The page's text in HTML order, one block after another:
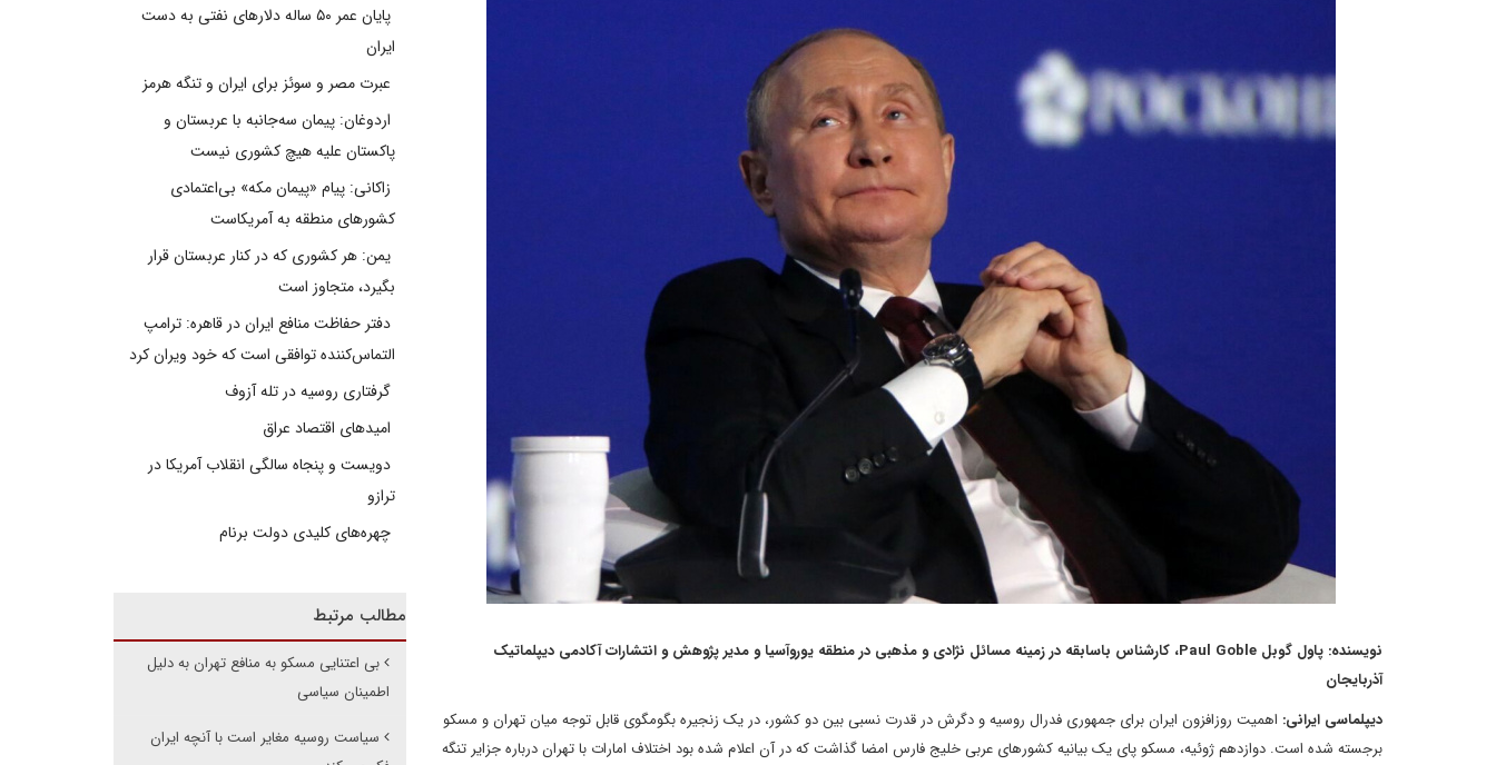
نویسنده: پاول گوبل Paul Goble، کارشناس باسابقه در زمینه مسائل نژادی و مذهبی در منطقه یوروآسیا و مدیر پژوهش و انتشارات آکادمی دیپلماتیک
آذربایجان
دیپلماسی ایرانی: اهمیت روزافزون ایران برای جمهوری فدرال روسیه و دگرش در قدرت نسبی بین دو کشور، در یک زنجیره بگومگوی قابل توجه میان تهران و مسکو
برجسته شده است. دوازدهم ژوئیه، مسکو پای یک بیانیه کشورهای عربی خلیج فارس امضا گذاشت که در آن اعلام شده بود اختلاف امارات با تهران درباره جزایر تنگه
پایان عمر ۵۰ ساله دلارهای نفتی به دست
ایران
عبرت مصر و سوئز برای ایران و تنگه هرمز
اردوغان: پیمان سه‌جانبه با عربستان و
پاکستان علیه هیچ کشوری نیست
زاکانی: پیام «پیمان مکه» بی‌اعتمادی
کشورهای منطقه به آمریکاست
یمن: هر کشوری که در کنار عربستان قرار
بگیرد، متجاوز است
دفتر حفاظت منافع ایران در قاهره: ترامپ
التماس‌کننده توافقی است که خود ویران کرد
گرفتاری روسیه در تله آزوف
امیدهای اقتصاد عراق
دویست و پنجاه سالگی انقلاب آمریکا در
ترازو
چهره‌های کلیدی دولت برنام
مطالب مرتبط
بی اعتنایی مسکو به منافع تهران به دلیل
اطمینان سیاسی
سیاست روسیه مغایر است با آنچه ایران